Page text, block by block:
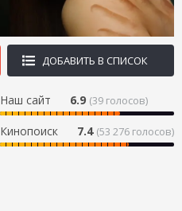
ДОБАВИТЬ В СПИСОК
Наш сайт 6.9 (39 голосов)
Кинопоиск 7.4 (53 276 голосов)